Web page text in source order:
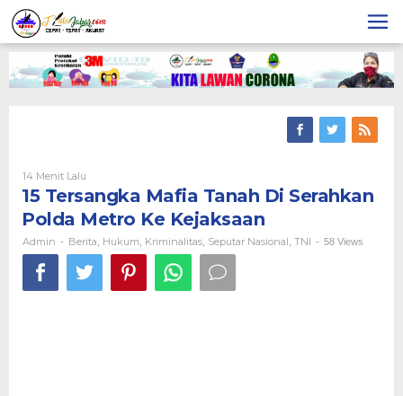
Skip
to
content
14 Menit Lalu
Admin
15 Tersangka Mafia Tanah Di Serahkan
Polda Metro Ke Kejaksaan
Admin - Berita Hukum Kriminalitas Seputar Nasional TNI - 58 Views